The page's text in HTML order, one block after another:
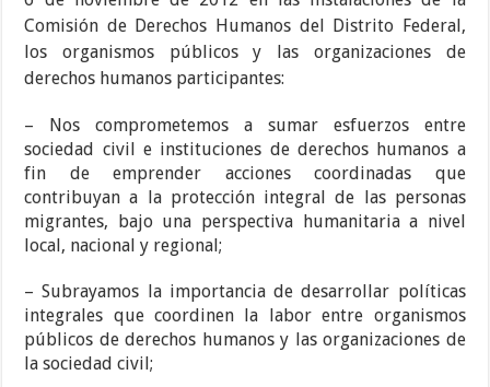
Comisión de Derechos Humanos del Distrito Federal,
los organismos públicos y las organizaciones de
derechos humanos participantes:
– Nos comprometemos a sumar esfuerzos entre
sociedad civil e instituciones de derechos humanos a
fin de emprender acciones coordinadas que
contribuyan a la protección integral de las personas
migrantes, bajo una perspectiva humanitaria a nivel
local, nacional y regional;
– Subrayamos la importancia de desarrollar políticas
integrales que coordinen la labor entre organismos
públicos de derechos humanos y las organizaciones de
la sociedad civil;